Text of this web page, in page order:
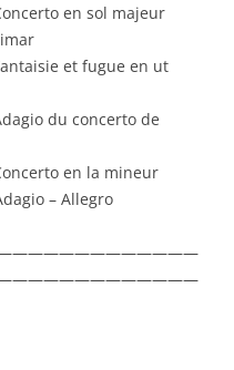
en sol majeur
et fugue en ut
du concerto de
en la mineur
– Allegro